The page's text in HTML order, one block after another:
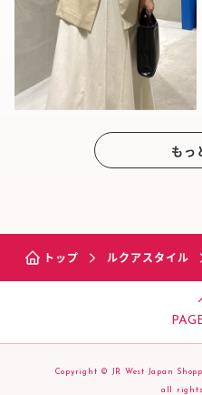
もっ
トップ ルクアスタイル
Copyright © JR West Japan
all rights